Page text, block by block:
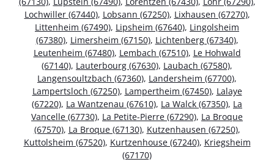
Lochwiller (67440), Lobsann (67250), Lixhausen (67270),
Littenheim (67490), Lipsheim (67640), Lingolsheim
(67380), Limersheim (67150), Lichtenberg (67340),
Leutenheim (67480), Lembach (67510), Le Hohwald
(67140), Lauterbourg (67630), Laubach (67580),
Langensoultzbach (67360), Landersheim (67700),
Lampertsloch (67250), Lampertheim (67450), Lalaye
(67220), La Wantzenau (67610), La Walck (67350), La
Vancelle (67730), La Petite-Pierre (67290), La Broque
(67570), La Broque (67130), Kutzenhausen (67250),
Kuttolsheim (67520), Kurtzenhouse (67240), Kriegsheim
(67170)